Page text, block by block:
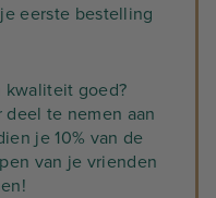
eerste bestelling
kwaliteit goed?
te nemen aan
je 10% van de
van je vrienden